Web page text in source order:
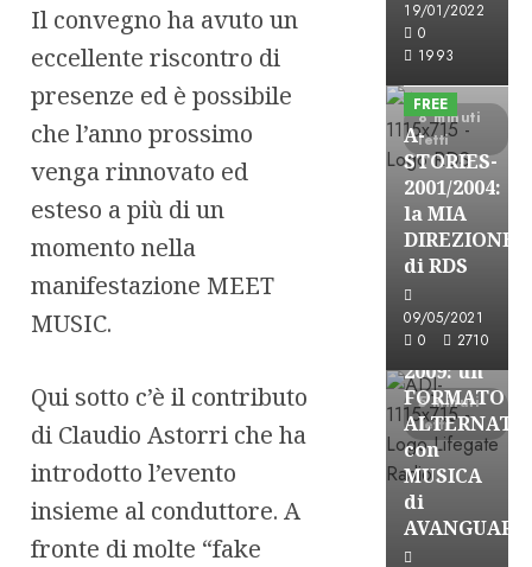
Il convegno ha avuto un
eccellente riscontro di
presenze ed è possibile
che l’anno prossimo
venga rinnovato ed
esteso a più di un
momento nella
manifestazione MEET
MUSIC.
Qui sotto c’è il contributo
di Claudio Astorri che ha
introdotto l’evento
insieme al conduttore. A
fronte di molte “fake
19/01/2022
0
1993
8 minuti
letti
A-Stories
FREE
A-
STORIES-
2001/2004:
la MIA
DIREZIONE
di RDS
09/05/2021
0
2710
5 minuti
letti
A-Stories
Formazione
A-
STORIES-
2009: un
FORMATO
con
MUSICA
di